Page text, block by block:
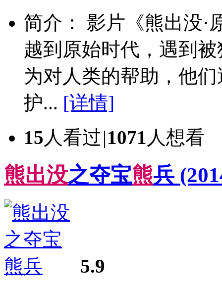
简介： 影片《熊出没·
越到原始时代，遇到
为对人类的帮助，他
护... [详情]
15 人看过|1071 人想看
熊出没之夺宝熊兵
5.9